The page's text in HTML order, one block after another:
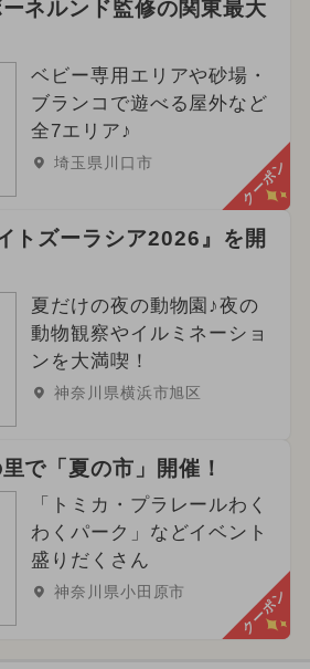
ント
ント
ント
ント
ント 春休み
ネルンド監修の関東最大
ベビー専用エリアや砂場・
ブランコで遊べる屋外など
全7エリア♪
埼玉県川口市 クーポン
ズーラシア2026』を開
夏だけの夜の動物園♪夜の
動物観察やイルミネーショ
ンを大満喫！
神奈川県横浜市旭区
で「夏の市」開催！
「トミカ・プラレールわく
わくパーク」などイベント
盛りだくさん
神奈川県小田原市 クーポン